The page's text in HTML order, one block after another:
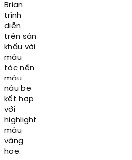
Brian
trình
diễn
trên sân
khấu với
mẫu
tóc nền
màu
nâu be
kết hợp
với
highlight
màu
vàng
hoe.